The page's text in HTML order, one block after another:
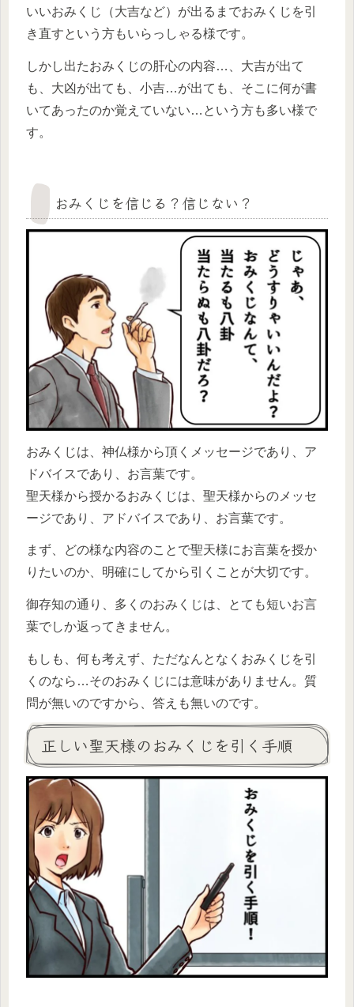
いいおみくじ（大吉など）が出るまでおみくじを引
き直すという方もいらっしゃる様です。
しかし出たおみくじの肝心の内容…、大吉が出て
も、大凶が出ても、小吉…が出ても、そこに何が書
いてあったのか覚えていない…という方も多い様で
す。
おみくじを信じる？信じない？
おみくじは、神仏様から頂くメッセージであり、ア
ドバイスであり、お言葉です。
聖天様から授かるおみくじは、聖天様からのメッセ
ージであり、アドバイスであり、お言葉です。
まず、どの様な内容のことで聖天様にお言葉を授か
りたいのか、明確にしてから引くことが大切です。
御存知の通り、多くのおみくじは、とても短いお言
葉でしか返ってきません。
もしも、何も考えず、ただなんとなくおみくじを引
くのなら…そのおみくじには意味がありません。質
問が無いのですから、答えも無いのです。
正しい聖天様のおみくじを引く手順